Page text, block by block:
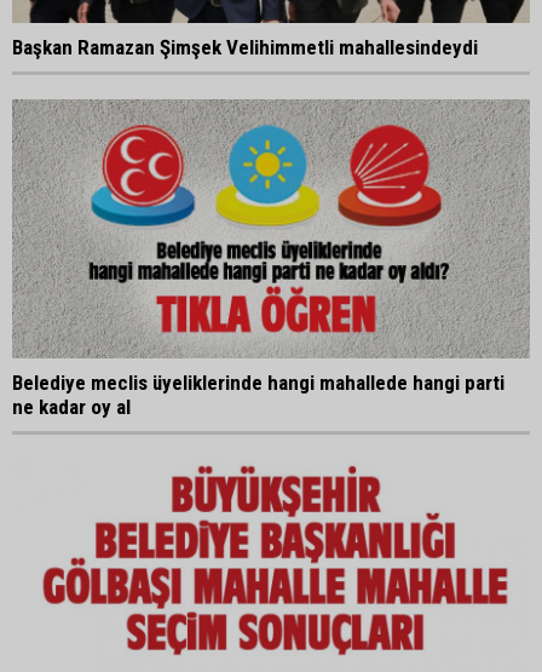
Başkan Ramazan Şimşek Velihimmetli mahallesindeydi
Belediye meclis üyeliklerinde hangi mahallede hangi parti
ne kadar oy al